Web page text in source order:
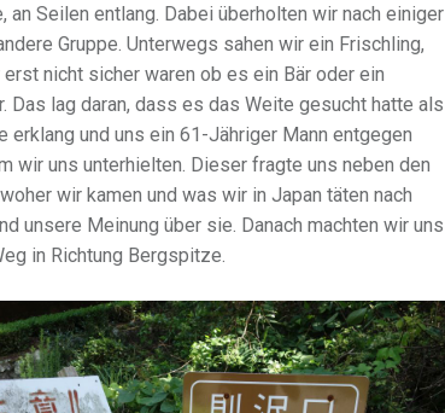
an Seilen entlang. Dabei überholten wir nach einiger
Gruppe. Unterwegs sahen wir ein Frischling,
nicht sicher waren ob es ein Bär oder ein
Das lag daran, dass es das Weite gesucht hatte als
erklang und uns ein 61-Jähriger Mann entgegen
wir uns unterhielten. Dieser fragte uns neben den
wir kamen und was wir in Japan täten nach
unsere Meinung über sie. Danach machten wir uns
in Richtung Bergspitze.